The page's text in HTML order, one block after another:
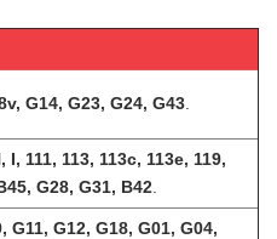
G14, G23, G24, G43
I, 111, 113, 113c, 113e, 119,
G28, G31, B42
G11, G12, G18, G01, G04,